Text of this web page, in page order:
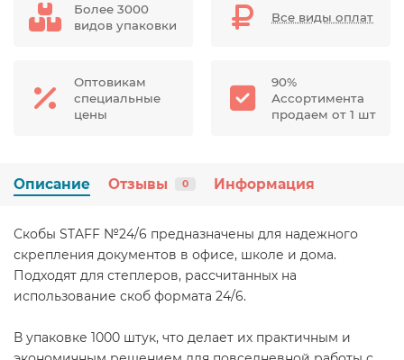
Более 3000
видов упаковки
Все виды оплат
Оптовикам
специальные
цены
90%
Ассортимента
продаем от 1 шт
Описание Отзывы 0 Информация
Скобы STAFF №24/6 предназначены для надежного
скрепления документов в офисе, школе и дома.
Подходят для степлеров, рассчитанных на
использование скоб формата 24/6.
В упаковке 1000 штук, что делает их практичным и